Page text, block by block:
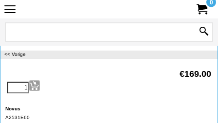
0
<< Vorige
€169.00
Novus
A2531E60